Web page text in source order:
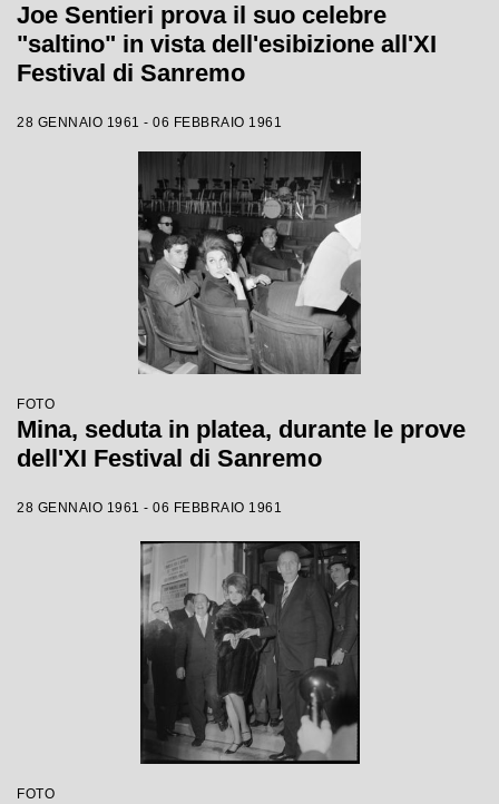
Joe Sentieri prova il suo celebre
"saltino" in vista dell'esibizione all'XI
Festival di Sanremo
28 GENNAIO 1961 - 06 FEBBRAIO 1961
FOTO
Mina, seduta in platea, durante le prove
dell'XI Festival di Sanremo
28 GENNAIO 1961 - 06 FEBBRAIO 1961
FOTO